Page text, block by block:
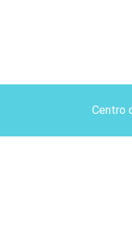
Centro